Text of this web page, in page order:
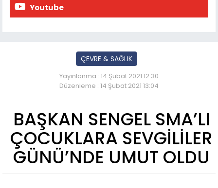
Youtube
ÇEVRE & SAĞLIK
Yayınlanma : 14 Şubat 2021 12:30
Düzenleme : 14 Şubat 2021 13:04
BAŞKAN SENGEL SMA’LI
ÇOCUKLARA SEVGİLİLER
GÜNÜ’NDE UMUT OLDU